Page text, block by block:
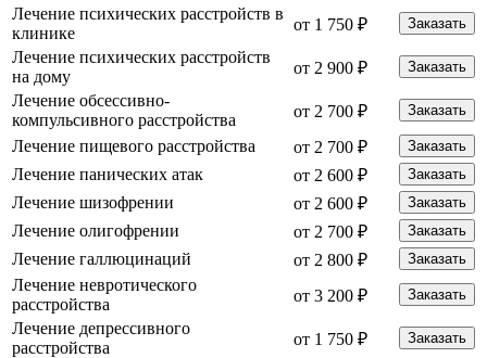
Лечение психических расстройств в
клинике
от 1 750 ₽ Заказать
Лечение психических расстройств
на дому
от 2 900 ₽ Заказать
Лечение обсессивно-
компульсивного расстройства
от 2 700 ₽ Заказать
Лечение пищевого расстройства от 2 700 ₽ Заказать
Лечение панических атак от 2 600 ₽ Заказать
Лечение шизофрении от 2 600 ₽ Заказать
Лечение олигофрении от 2 700 ₽ Заказать
Лечение галлюцинаций от 2 800 ₽ Заказать
Лечение невротического
расстройства
от 3 200 ₽ Заказать
Лечение депрессивного
расстройства
от 1 750 ₽ Заказать